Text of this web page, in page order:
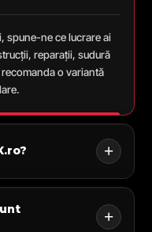
spune-ne ce lucrare ai
reparații, sudură
o variantă